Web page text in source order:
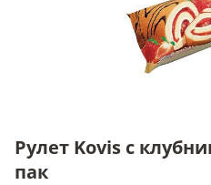
Рулет Kovis с
пак